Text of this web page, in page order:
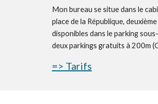
Mon bureau se situe dans le
place de la République,
disponibles dans le parking
deux parkings gratuits à 200m
=> Tarifs